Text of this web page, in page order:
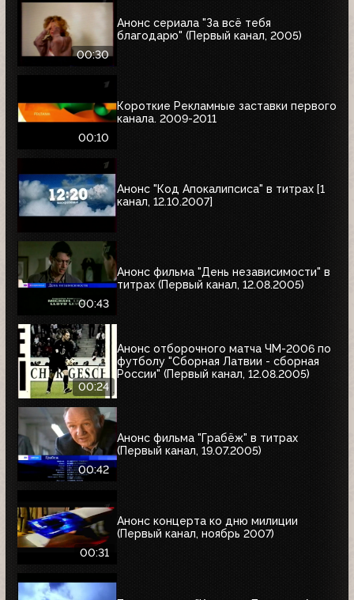
00:30
Анонс сериала "За всё тебя
благодарю" (Первый канал, 2005)
00:10
Короткие Рекламные заставки первого
канала. 2009-2011
Анонс "Код Апокалипсиса" в титрах [1
канал, 12.10.2007]
00:43
Анонс фильма "День независимости" в
титрах (Первый канал, 12.08.2005)
00:24
Анонс отборочного матча ЧМ-2006 по
футболу "Сборная Латвии - сборная
России" (Первый канал, 12.08.2005)
00:42
Анонс фильма "Грабёж" в титрах
(Первый канал, 19.07.2005)
00:31
Анонс концерта ко дню милиции
(Первый канал, ноябрь 2007)